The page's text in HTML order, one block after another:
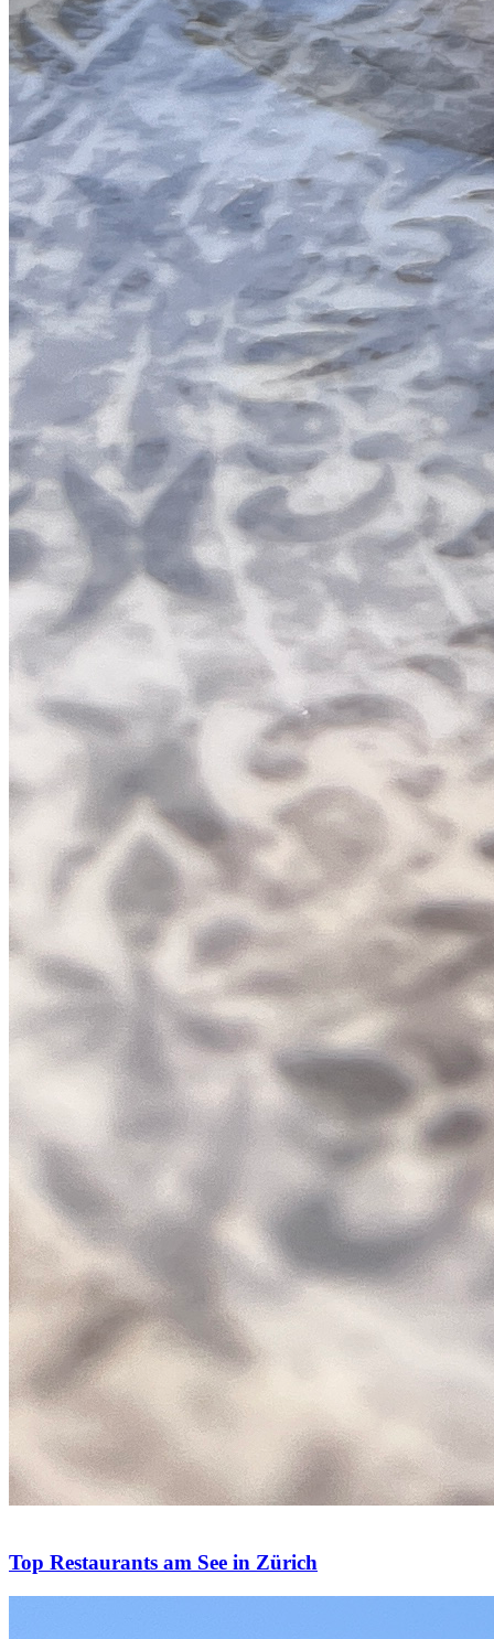
Top Restaurants am See in Zürich